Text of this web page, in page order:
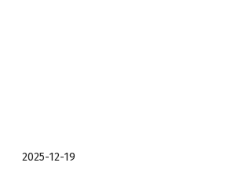
2025-12-19